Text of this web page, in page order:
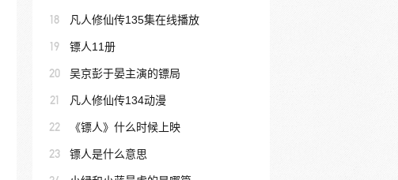
18 凡人修仙传135集在线播放
19 镖人11册
20 吴京彭于晏主演的镖局
21 凡人修仙传134动漫
22 《镖人》什么时候上映
23 镖人是什么意思